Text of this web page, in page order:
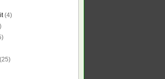
(4)
(25)